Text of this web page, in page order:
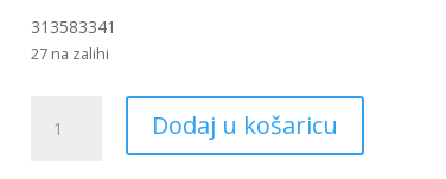
313583341
27 na zalihi
PERKINS
Dodaj u košaricu